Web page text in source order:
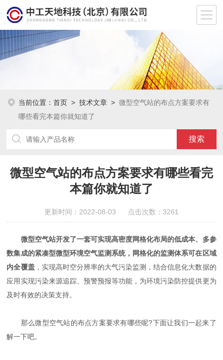
当前位置：首页 >技术文章 >微型空气站的布点方案要求有
哪些看完本篇你就知道了
微型空气站的布点方案要求有哪些看完
本篇你就知道了
更新时间：2022-08-03 点击次数：3261
微型空气站开发了一套可实现高密度网格化布局的低成本、多参
数集成的紧凑型微型环境空气监测系统，网格化的监测体系可在区域
内全覆盖，实现高时空分辨率的大气污染监测，结合信息化大数据的
应用实现污染来源追踪、预警预报等功能，为环境污染防控提供更为
及时有效的决策支持。
那么微型空气站的布点方案要求有哪些呢?下面让我们一起来了
解一下吧。